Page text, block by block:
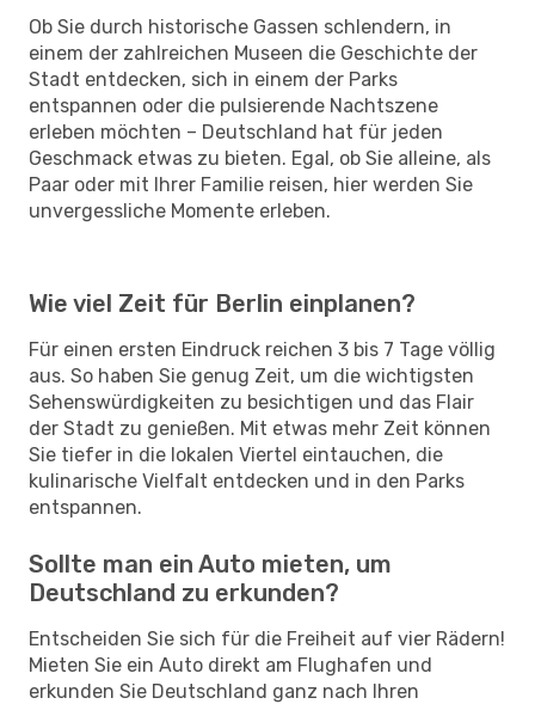
Ob Sie durch historische Gassen schlendern, in
einem der zahlreichen Museen die Geschichte der
Stadt entdecken, sich in einem der Parks
entspannen oder die pulsierende Nachtszene
erleben möchten – Deutschland hat für jeden
Geschmack etwas zu bieten. Egal, ob Sie alleine, als
Paar oder mit Ihrer Familie reisen, hier werden Sie
unvergessliche Momente erleben.
Wie viel Zeit für Berlin einplanen?
Für einen ersten Eindruck reichen 3 bis 7 Tage völlig
aus. So haben Sie genug Zeit, um die wichtigsten
Sehenswürdigkeiten zu besichtigen und das Flair
der Stadt zu genießen. Mit etwas mehr Zeit können
Sie tiefer in die lokalen Viertel eintauchen, die
kulinarische Vielfalt entdecken und in den Parks
entspannen.
Sollte man ein Auto mieten, um
Deutschland zu erkunden?
Entscheiden Sie sich für die Freiheit auf vier Rädern!
Mieten Sie ein Auto direkt am Flughafen und
erkunden Sie Deutschland ganz nach Ihren